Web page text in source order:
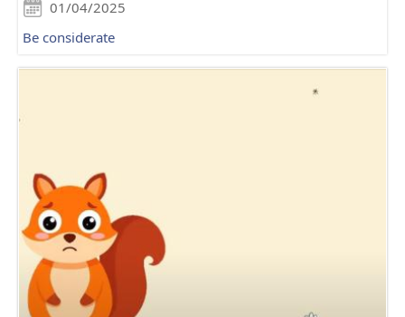
01/04/2025
Be considerate